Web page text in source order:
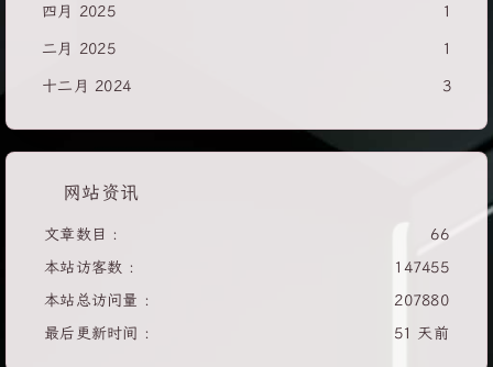
四月 2025
1
二月 2025
1
十二月 2024
3
网站资讯
文章数目 :
66
本站访客数 :
147455
本站总访问量 :
207880
最后更新时间 :
51 天前